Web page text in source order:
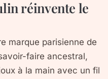
réinvente le
marque parisienne de
faire ancestral,
à la main avec un fil